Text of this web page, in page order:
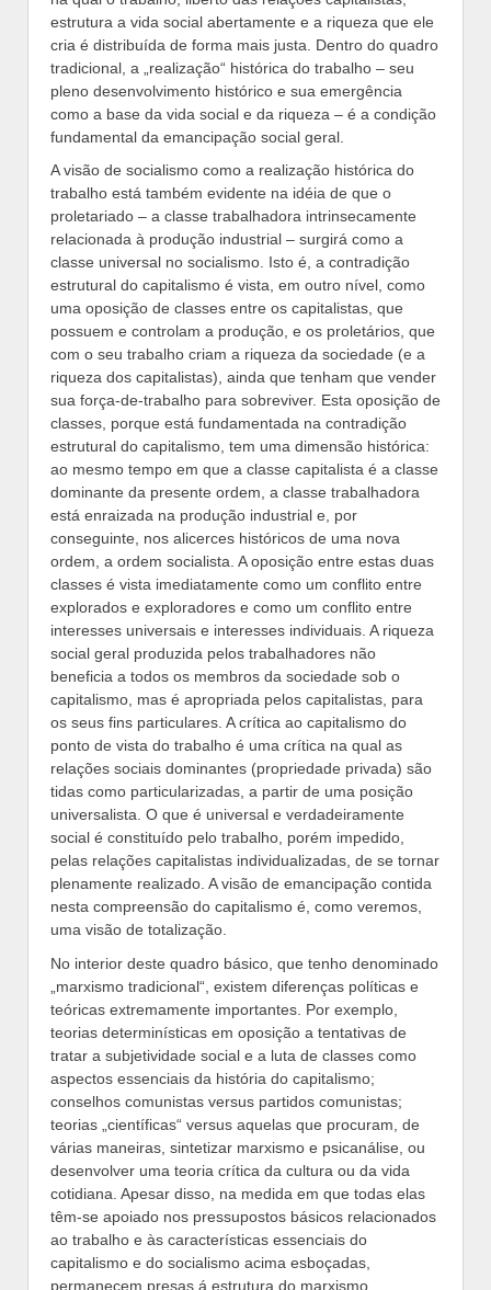
estrutura a vida social abertamente e a riqueza que ele
cria é distribuída de forma mais justa. Dentro do quadro
tradicional, a „realização“ histórica do trabalho – seu
pleno desenvolvimento histórico e sua emergência
como a base da vida social e da riqueza – é a condição
fundamental da emancipação social geral.
A visão de socialismo como a realização histórica do
trabalho está também evidente na idéia de que o
proletariado – a classe trabalhadora intrinsecamente
relacionada à produção industrial – surgirá como a
classe universal no socialismo. Isto é, a contradição
estrutural do capitalismo é vista, em outro nível, como
uma oposição de classes entre os capitalistas, que
possuem e controlam a produção, e os proletários, que
com o seu trabalho criam a riqueza da sociedade (e a
riqueza dos capitalistas), ainda que tenham que vender
sua força-de-trabalho para sobreviver. Esta oposição de
classes, porque está fundamentada na contradição
estrutural do capitalismo, tem uma dimensão histórica:
ao mesmo tempo em que a classe capitalista é a classe
dominante da presente ordem, a classe trabalhadora
está enraizada na produção industrial e, por
conseguinte, nos alicerces históricos de uma nova
ordem, a ordem socialista. A oposição entre estas duas
classes é vista imediatamente como um conflito entre
explorados e exploradores e como um conflito entre
interesses universais e interesses individuais. A riqueza
social geral produzida pelos trabalhadores não
beneficia a todos os membros da sociedade sob o
capitalismo, mas é apropriada pelos capitalistas, para
os seus fins particulares. A crítica ao capitalismo do
ponto de vista do trabalho é uma crítica na qual as
relações sociais dominantes (propriedade privada) são
tidas como particularizadas, a partir de uma posição
universalista. O que é universal e verdadeiramente
social é constituído pelo trabalho, porém impedido,
pelas relações capitalistas individualizadas, de se tornar
plenamente realizado. A visão de emancipação contida
nesta compreensão do capitalismo é, como veremos,
uma visão de totalização.
No interior deste quadro básico, que tenho denominado
„marxismo tradicional“, existem diferenças políticas e
teóricas extremamente importantes. Por exemplo,
teorias determinísticas em oposição a tentativas de
tratar a subjetividade social e a luta de classes como
aspectos essenciais da história do capitalismo;
conselhos comunistas versus partidos comunistas;
teorias „científicas“ versus aquelas que procuram, de
várias maneiras, sintetizar marxismo e psicanálise, ou
desenvolver uma teoria crítica da cultura ou da vida
cotidiana. Apesar disso, na medida em que todas elas
têm-se apoiado nos pressupostos básicos relacionados
ao trabalho e às características essenciais do
capitalismo e do socialismo acima esboçadas,
permanecem presas á estrutura do marxismo